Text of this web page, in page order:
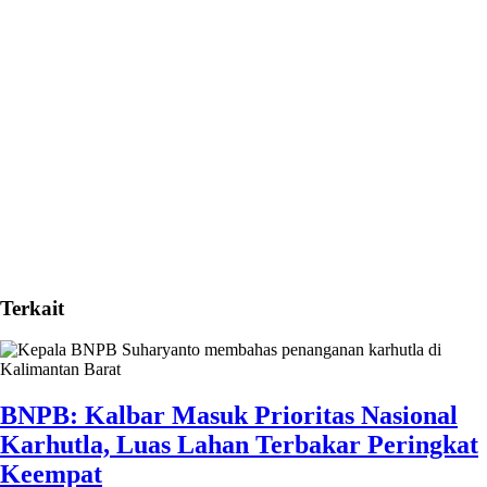
Terkait
BNPB: Kalbar Masuk Prioritas Nasional
Karhutla, Luas Lahan Terbakar Peringkat
Keempat